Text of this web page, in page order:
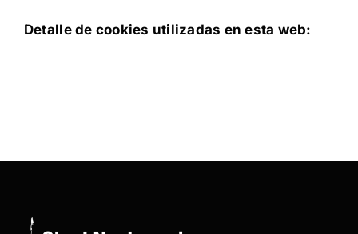
Detalle de cookies utilizadas en esta web: